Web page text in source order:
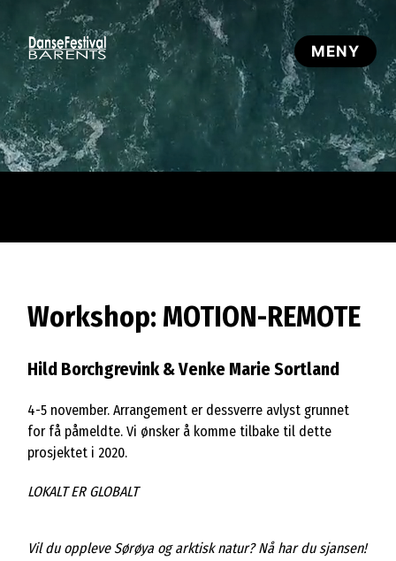
Workshop: MOTION-REMOTE
Hild Borchgrevink & Venke Marie Sortland
4-5 november. Arrangement er dessverre avlyst grunnet
for få påmeldte. Vi ønsker å komme tilbake til dette
prosjektet i 2020.
LOKALT ER GLOBALT
Vil du oppleve Sørøya og arktisk natur? Nå har du sjansen!